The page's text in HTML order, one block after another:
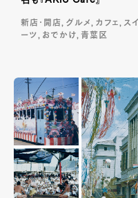
新店・開店, グルメ, カフェ, スイ
ーツ, おでかけ, 青葉区